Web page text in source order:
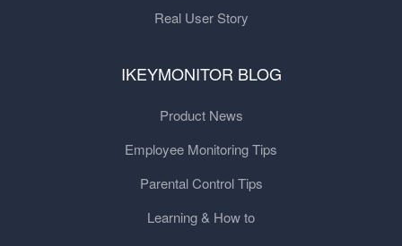
Real User Story
IKEYMONITOR BLOG
Product News
Employee Monitoring Tips
Parental Control Tips
Learning & How to